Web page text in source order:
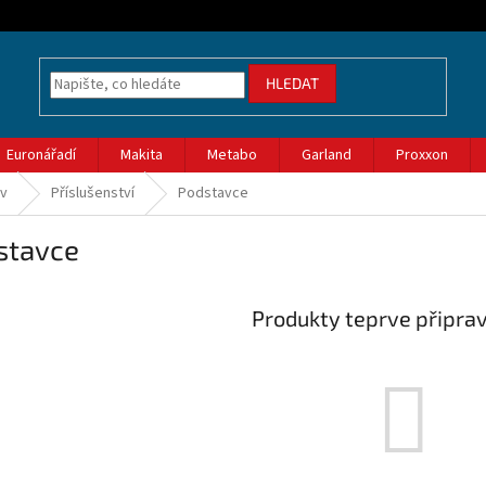
HLEDAT
Euronářadí Makita Metabo Garland Proxxon
Příslušenství Podstavce
Produkty teprve